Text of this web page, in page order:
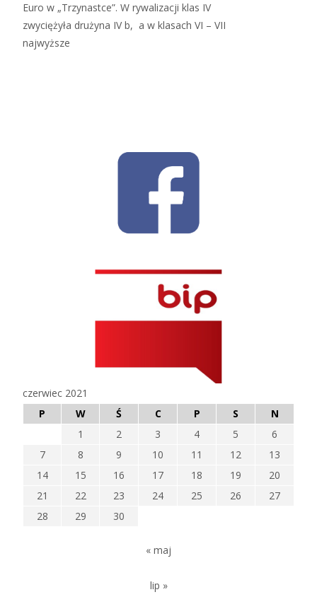
Euro w „Trzynastce”. W rywalizacji klas IV
zwyciężyła drużyna IV b, a w klasach VI – VII
najwyższe
czerwiec 2021
P
W Ś C P S
N
1
2 3 4 5
6
7
8 9 10 11 12
13
14
15 16 17 18 19
20
21
22 23 24 25 26
27
28
29 30
« maj
lip »